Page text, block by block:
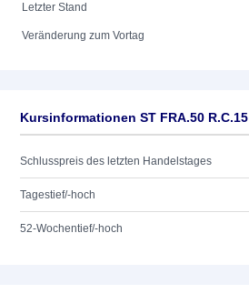
Letzter Stand
Veränderung zum Vortag
Kursinformationen ST FRA.50 R.C.15
Schlusspreis des letzten Handelstages
Tagestief/-hoch
52-Wochentief/-hoch